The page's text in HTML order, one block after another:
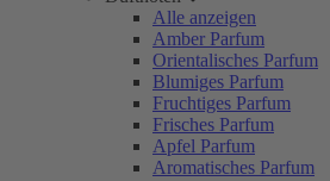
Alle anzeigen
Amber Parfum
Orientalisches Parfum
Blumiges Parfum
Fruchtiges Parfum
Frisches Parfum
Apfel Parfum
Aromatisches Parfum